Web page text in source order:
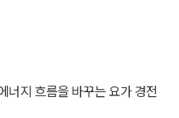
너지 흐름을 바꾸는 요가 경전